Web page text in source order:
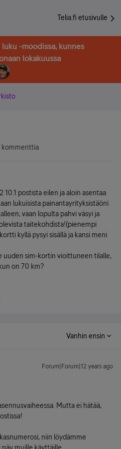
Telia.fi etusivulle
-moodissa, kunnes
lokakuussa
kommenttia
10.1 postista eilen ja aloin asentaa
lukuisista painantayrityksistäöni
vaan lopulta pahvi väsyi ja
taitekohdista!(pienempi
kyllä pysyi sisällä ja kansi meni
uuden sim-kortin vioittuneen tilalle,
on 70 km?
Vanhin ensin
Forum|Forum|12 years ago
Mutta ei hätää,
niin löydämme